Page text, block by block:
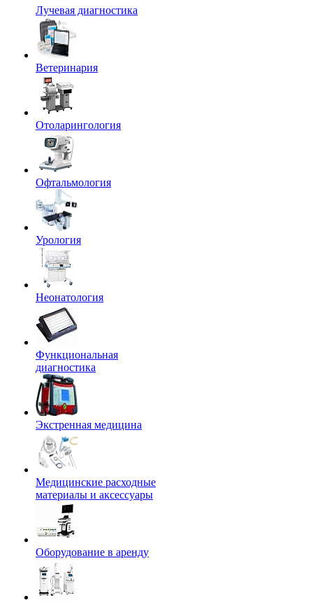
Лучевая диагностика
Ветеринария
Отоларингология
Офтальмология
Урология
Неонатология
Функциональная
диагностика
Экстренная медицина
Медицинские расходные
материалы и аксессуары
Оборудование в аренду